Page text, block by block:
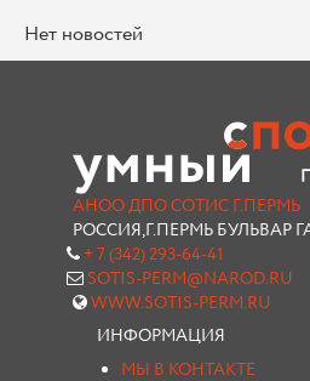
Нет новостей
АНОО ДПО СОТИС Г.ПЕРМЬ
РОССИЯ,Г.ПЕРМЬ БУЛЬВАР
+ 7 (342) 293-64-41
SOTIS-PERM@NAROD.RU
WWW.SOTIS-PERM.RU
ИНФОРМАЦИЯ
МЫ В КОНТАКТЕ